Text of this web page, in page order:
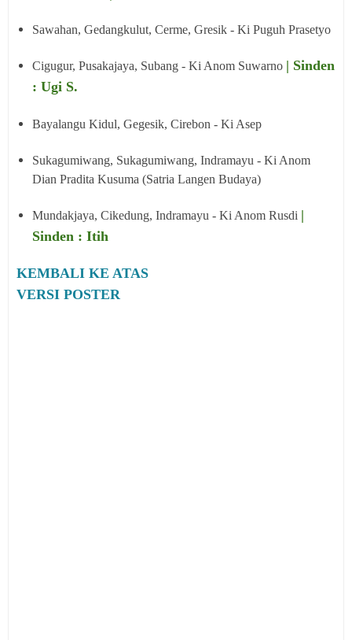
Sawahan, Gedangkulut, Cerme, Gresik - Ki Puguh Prasetyo
Cigugur, Pusakajaya, Subang - Ki Anom Suwarno | Sinden
: Ugi S.
Bayalangu Kidul, Gegesik, Cirebon - Ki Asep
Sukagumiwang, Sukagumiwang, Indramayu - Ki Anom
Dian Pradita Kusuma (Satria Langen Budaya)
Mundakjaya, Cikedung, Indramayu - Ki Anom Rusdi |
Sinden : Itih
KEMBALI KE ATAS
VERSI POSTER